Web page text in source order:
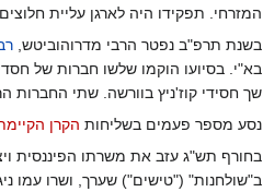
המזרחי. תפקידו היה לארגן עליית
בשנת תרפ"ב נפטר הרבי מדרוהוביטש,
בא"י. בסיועו הוקמו שלשו חברות של
שך חסידי קוז'ניץ בוורשה. שתי החברות
נסע מספר פעמים בשליחות הקרן
בחורף תש"ג עזב את משרתו הפיננסית
ב"שולחנות" ("טישים") שערך, ושרו עמו